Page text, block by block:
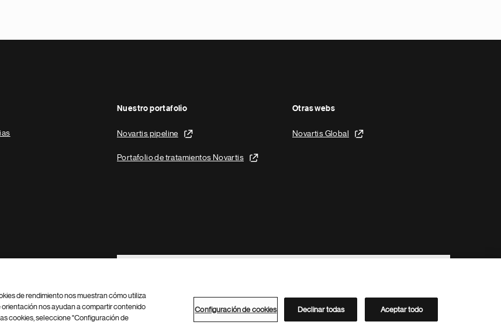
Nuestro portafolio
Novartis pipeline
Portafolio de tratamientos Novartis
Otras webs
Novartis Global
Footer Site Search
Directorio de Novartis
de rendimiento nos muestran cómo utiliza
nos ayudan a compartir contenido
cookies, seleccione "Configuración de
Configuración de cookies Declinar todas Aceptar todo